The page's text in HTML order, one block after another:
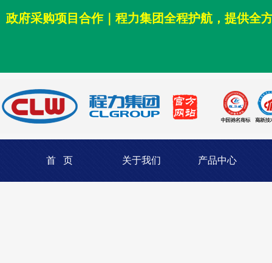
政府采购项目合作｜程力集团全程护航，提供全
首 页 关于我们 产品中心